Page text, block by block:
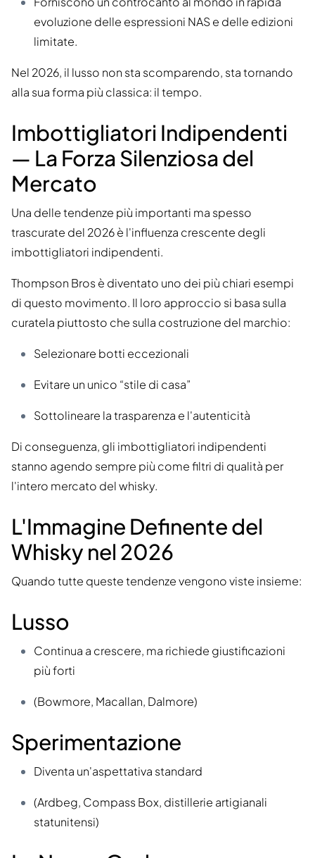
evoluzione delle espressioni NAS e delle edizioni
limitate.
Nel 2026, il lusso non sta scomparendo, sta tornando
alla sua forma più classica: il tempo.
Imbottigliatori Indipendenti
— La Forza Silenziosa del
Mercato
Una delle tendenze più importanti ma spesso
trascurate del 2026 è l'influenza crescente degli
imbottigliatori indipendenti.
Thompson Bros è diventato uno dei più chiari esempi
di questo movimento. Il loro approccio si basa sulla
curatela piuttosto che sulla costruzione del marchio:
Selezionare botti eccezionali
Evitare un unico “stile di casa”
Sottolineare la trasparenza e l'autenticità
Di conseguenza, gli imbottigliatori indipendenti
stanno agendo sempre più come filtri di qualità per
l'intero mercato del whisky.
L'Immagine Definente del
Whisky nel 2026
Quando tutte queste tendenze vengono viste insieme:
Lusso
Continua a crescere, ma richiede giustificazioni
più forti
(Bowmore, Macallan, Dalmore)
Sperimentazione
Diventa un'aspettativa standard
(Ardbeg, Compass Box, distillerie artigianali
statunitensi)